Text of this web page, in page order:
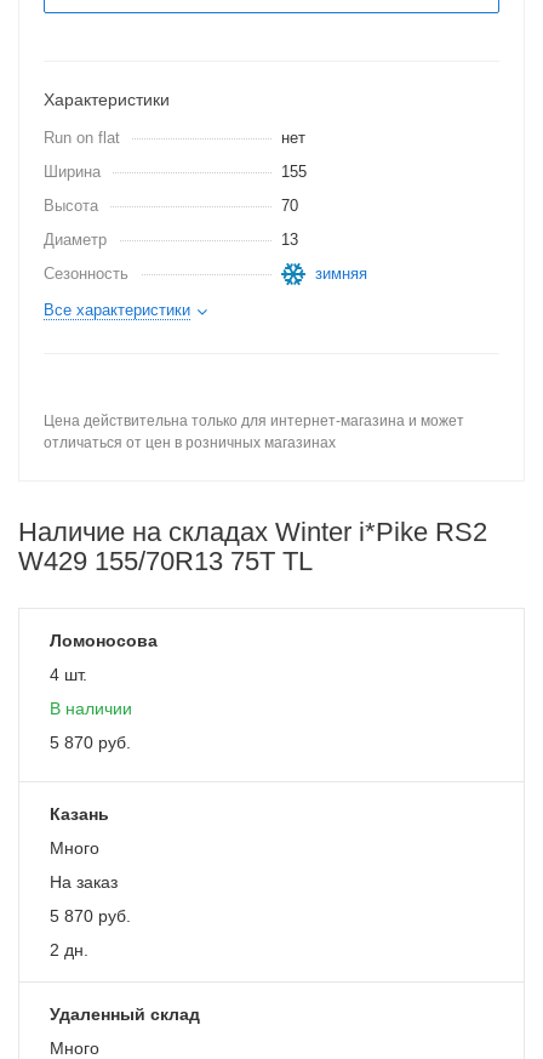
Характеристики
Run on flat
нет
Ширина
155
Высота
70
Диаметр
13
Сезонность
зимняя
Все характеристики
Цена действительна только для интернет-магазина и может
отличаться от цен в розничных магазинах
Наличие на складах Winter i*Pike RS2
W429 155/70R13 75T TL
Ломоносова
4 шт.
В наличии
5 870 руб.
Казань
Много
На заказ
5 870 руб.
2 дн.
Удаленный склад
Много